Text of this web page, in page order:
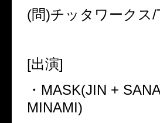
(問)チッタワークス/
[出演]
・ MASK(JIN +
MINAMI)